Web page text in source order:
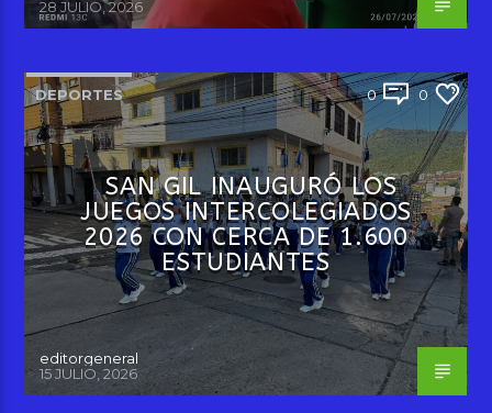
28 JULIO, 2026
DEPORTES 0 0
SAN GIL INAUGURÓ LOS
JUEGOS INTERCOLEGIADOS
2026 CON CERCA DE 1.600
ESTUDIANTES
editorgeneral
15 JULIO, 2026